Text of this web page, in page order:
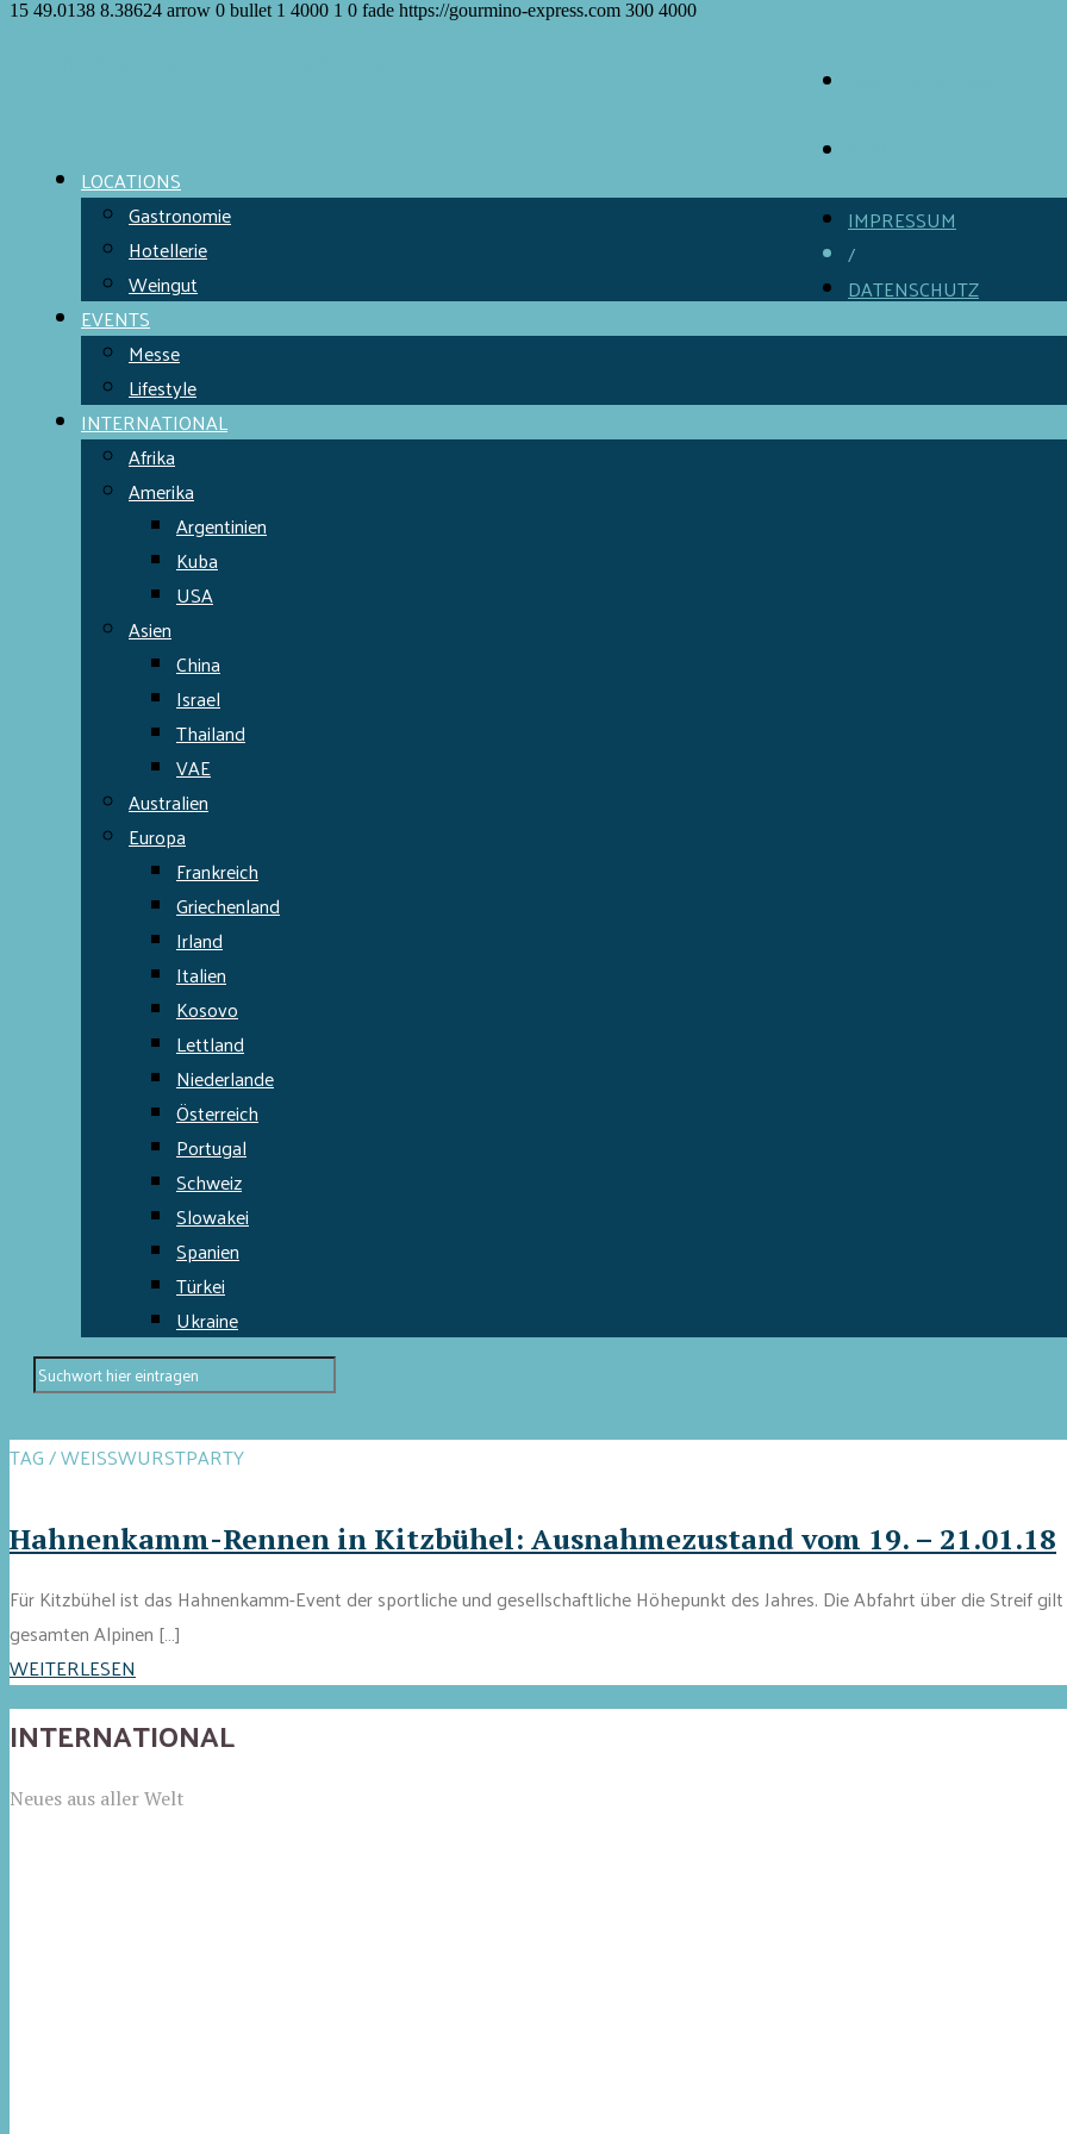
15 49.0138 8.38624 arrow 0 bullet 1 4000 1 0 fade https://gourmino-express.com 300 4000
IMPRESSUM
/
DATENSCHUTZ
LOCATIONS
Gastronomie
Hotellerie
Weingut
EVENTS
Messe
Lifestyle
INTERNATIONAL
Afrika
Amerika
Argentinien
Kuba
USA
Asien
China
Israel
Thailand
VAE
Australien
Europa
Frankreich
Griechenland
Irland
Italien
Kosovo
Lettland
Niederlande
Österreich
Portugal
Schweiz
Slowakei
Spanien
Türkei
Ukraine
TAG / WEISSWURSTPARTY
Hahnenkamm-Rennen in Kitzbühel: Ausnahmezustand vom 19. – 21.01.18
Für Kitzbühel ist das Hahnenkamm-Event der sportliche und gesellschaftliche Höhepunkt des Jahres. Die Abfahrt über die Streif
gesamten Alpinen […]
WEITERLESEN
INTERNATIONAL
Neues aus aller Welt